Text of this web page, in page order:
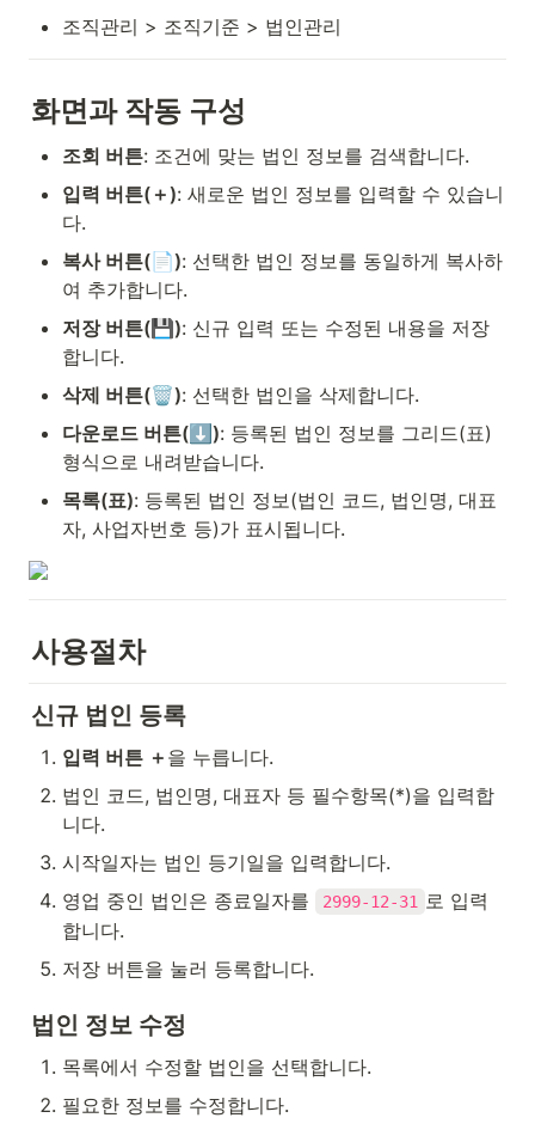
조직관리 > 조직기준 > 법인관리
화면과 작동 구성
조회 버튼: 조건에 맞는 법인 정보를 검색합니다.
입력 버튼(＋): 새로운 법인 정보를 입력할 수 있습니
다.
복사 버튼(📄): 선택한 법인 정보를 동일하게 복사하
여 추가합니다.
저장 버튼(💾): 신규 입력 또는 수정된 내용을 저장
합니다.
삭제 버튼(🗑): 선택한 법인을 삭제합니다.
다운로드 버튼(⬇): 등록된 법인 정보를 그리드(표)
형식으로 내려받습니다.
목록(표): 등록된 법인 정보(법인 코드, 법인명, 대표
자, 사업자번호 등)가 표시됩니다.
사용절차
신규 법인 등록
입력 버튼 ＋ 을 누릅니다.
법인 코드, 법인명, 대표자 등 필수항목(*)을 입력합
니다.
시작일자는 법인 등기일을 입력합니다.
영업 중인 법인은 종료일자를
2999-12-31 로 입력
합니다.
저장 버튼을 눌러 등록합니다.
법인 정보 수정
목록에서 수정할 법인을 선택합니다.
필요한 정보를 수정합니다.